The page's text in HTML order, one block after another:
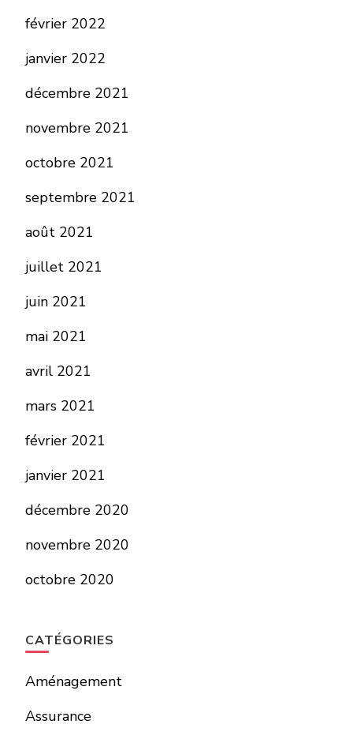
février 2022
janvier 2022
décembre 2021
novembre 2021
octobre 2021
septembre 2021
août 2021
juillet 2021
juin 2021
mai 2021
avril 2021
mars 2021
février 2021
janvier 2021
décembre 2020
novembre 2020
octobre 2020
CATÉGORIES
Aménagement
Assurance